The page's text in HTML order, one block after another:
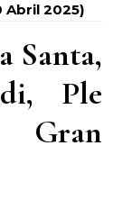
Abril 2025)
Santa,
Ple